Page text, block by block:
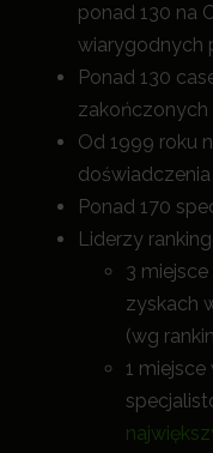
ponad 130 na
wiarygodnych
Ponad 130
Od 1999 roku
Ponad 170
Liderzy
3
zyskach
(wg
1